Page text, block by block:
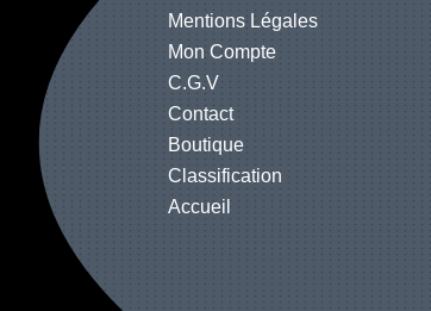
Mentions Légales
Mon Compte
C.G.V
Contact
Boutique
Classification
Accueil